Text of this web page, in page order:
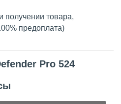
получении товара,
предоплата)
Pro 524